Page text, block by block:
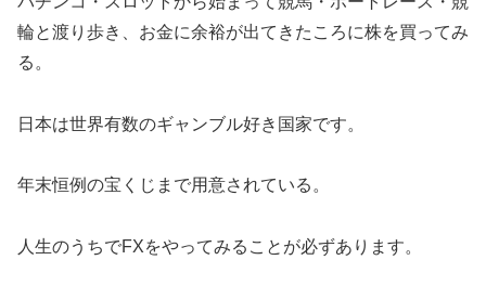
輪と渡り歩き、お金に余裕が出てきたころに株を買ってみ
る。
日本は世界有数のギャンブル好き国家です。
年末恒例の宝くじまで用意されている。
人生のうちでFXをやってみることが必ずあります。